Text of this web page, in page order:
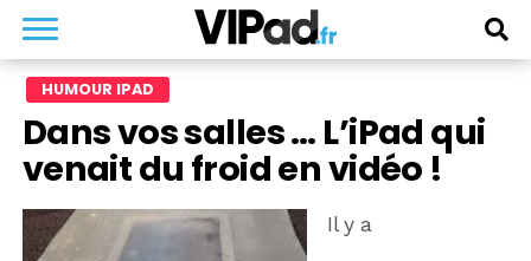
HUMOUR IPAD
Dans vos salles … L’iPad qui
venait du froid en vidéo !
Il y a